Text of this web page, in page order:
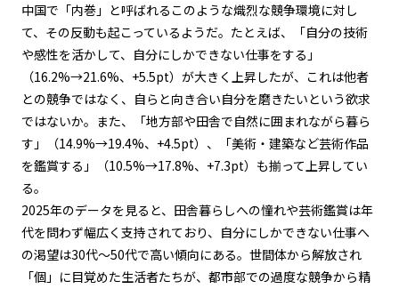
中国で「内巻」と呼ばれるこのような熾烈な競争環境に対し
て、その反動も起こっているようだ。たとえば、「自分の技術
や感性を活かして、自分にしかできない仕事をする」
（16.2%→21.6%、+5.5pt）が大きく上昇したが、これは他者
との競争ではなく、自らと向き合い自分を磨きたいという欲求
ではないか。また、「地方部や田舎で自然に囲まれながら暮ら
す」（14.9%→19.4%、+4.5pt）、「美術・建築など芸術作品
を鑑賞する」（10.5%→17.8%、+7.3pt）も揃って上昇してい
る。
2025年のデータを見ると、田舎暮らしへの憧れや芸術鑑賞は年
代を問わず幅広く支持されており、自分にしかできない仕事へ
の渇望は30代～50代で高い傾向にある。世間体から解放され
「個」に目覚めた生活者たちが、都市部での過度な競争から精